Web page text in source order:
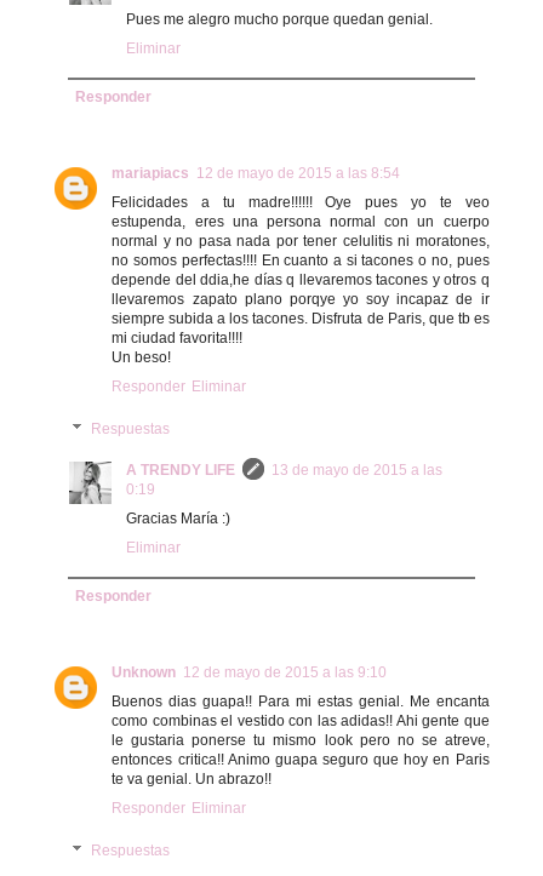
Pues me alegro mucho porque quedan genial.
Eliminar
Responder
mariapiacs 12 de mayo de 2015 a las 8:54
Felicidades a tu madre!!!!!! Oye pues yo te veo
estupenda, eres una persona normal con un cuerpo
normal y no pasa nada por tener celulitis ni moratones,
no somos perfectas!!!! En cuanto a si tacones o no, pues
depende del ddia,he días q llevaremos tacones y otros q
llevaremos zapato plano porqye yo soy incapaz de ir
siempre subida a los tacones. Disfruta de Paris, que tb es
mi ciudad favorita!!!!
Un beso!
Responder Eliminar
Respuestas
A TRENDY LIFE
13 de mayo de 2015 a las
0:19
Gracias María :)
Eliminar
Responder
Unknown 12 de mayo de 2015 a las 9:10
Buenos dias guapa!! Para mi estas genial. Me encanta
como combinas el vestido con las adidas!! Ahi gente que
le gustaria ponerse tu mismo look pero no se atreve,
entonces critica!! Animo guapa seguro que hoy en Paris
te va genial. Un abrazo!!
Responder Eliminar
Respuestas